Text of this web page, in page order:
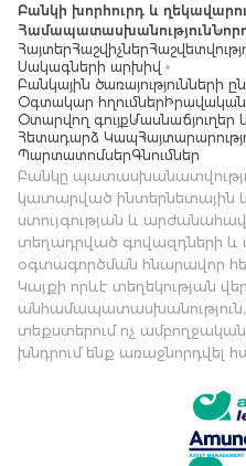
Բանկի խորհուրդ և
Համապատասխանություն
ՀայտերՀաշվիչներ
Սակագների արխիվ
Բանկային ծառայությունների
Օգտակար հղումներ
Օտարվող գույքՄասնաճյուղեր
Հետադարձ Կապ
ՊարտատոմսերԳնումներ
Բանկը
կատարված ինտերնետային
ստույգության և
տեղադրված գովազդների և
օգտագործման հնարավոր
Կայքի որևէ տեղեկության
անհամապատասխանություն,
տեքստերում ոչ ամբողջական
խնդրում ենք առաջնորդվել